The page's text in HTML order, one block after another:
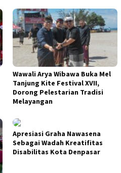
Wawali Arya Wibawa Buka Mel
Tanjung Kite Festival XVII,
Dorong Pelestarian Tradisi
Melayangan
Apresiasi Graha Nawasena
Sebagai Wadah Kreatifitas
Disabilitas Kota Denpasar